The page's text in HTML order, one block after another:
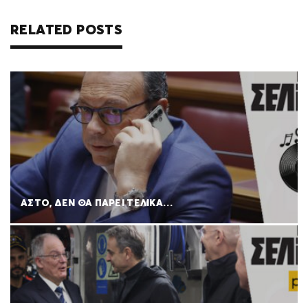
RELATED POSTS
ΑΣΤΟ, ΔΕΝ ΘΑ ΠΑΡΕΙ ΤΕΛΙΚΑ…